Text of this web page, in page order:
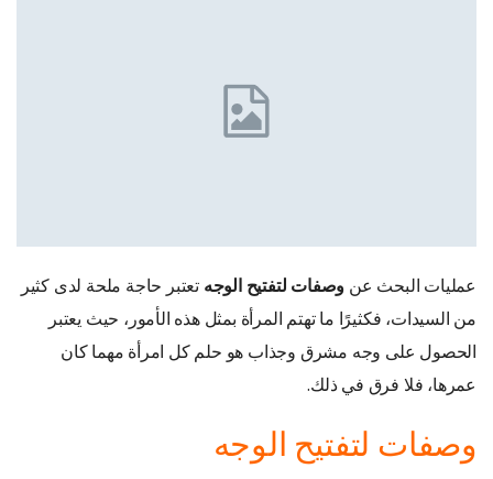
عمليات البحث عن وصفات لتفتيح الوجه تعتبر حاجة ملحة لدى كثير
من السيدات، فكثيرًا ما تهتم المرأة بمثل هذه الأمور، حيث يعتبر
الحصول على وجه مشرق وجذاب هو حلم كل امرأة مهما كان
عمرها، فلا فرق في ذلك.
وصفات لتفتيح الوجه